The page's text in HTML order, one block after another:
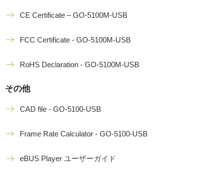
CE Certificate – GO-5100M-USB
FCC Certificate - GO-5100M-USB
RoHS Declaration - GO-5100M-USB
その他
CAD file - GO-5100-USB
Frame Rate Calculator - GO-5100-USB
eBUS Player ユーザーガイド